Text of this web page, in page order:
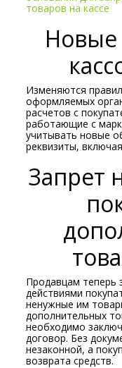
товаров на кассе
Новые
Изменяются
оформляемых
расчетов с
работающие с
учитывать новые
реквизиты,
Запрет
Продавцам теперь
действиями
ненужные им
дополнительных
необходимо
договор. Без
незаконной, а
возврата средств.